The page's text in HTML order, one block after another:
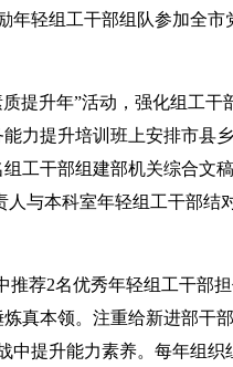
年轻组工干部组队参加全市
提升年”活动，强化组工干
力提升培训班上安排市县
工干部组建部机关综合文
人与本科室年轻组工干部结
推荐2名优秀年轻组工干部
真本领。注重给新进部干
中提升能力素养。每年组织